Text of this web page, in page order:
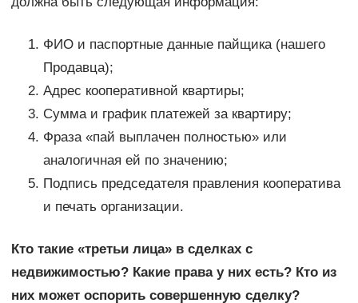
ФИО и паспортные данные пайщика (нашего
Продавца);
Адрес кооперативной квартиры;
Сумма и график платежей за квартиру;
Фраза «пай выплачен полностью» или
аналогичная ей по значению;
Подпись председателя правления кооператива
и печать организации.
Кто такие «третьи лица» в сделках с
недвижимостью? Какие права у них есть? Кто из
них может оспорить совершенную сделку?